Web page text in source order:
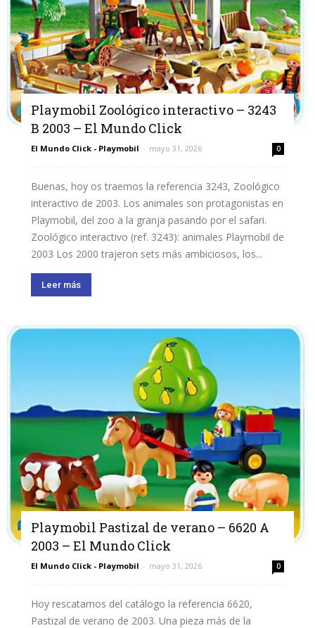
Playmobil Zoológico interactivo – 3243
B 2003 – El Mundo Click
El Mundo Click - Playmobil - mayo 31, 2026 0
Buenas, hoy os traemos la referencia 3243, Zoológico
interactivo de 2003. Los animales son protagonistas en
Playmobil, del zoo a la granja pasando por el safari.
Zoológico interactivo (ref. 3243): animales Playmobil de
2003 Los 2000 trajeron sets más ambiciosos, los...
Leer más
Playmobil Pastizal de verano – 6620 A
2003 – El Mundo Click
El Mundo Click - Playmobil - mayo 31, 2026 0
Hoy rescatamos del catálogo la referencia 6620,
Pastizal de verano de 2003. Una pieza más de la